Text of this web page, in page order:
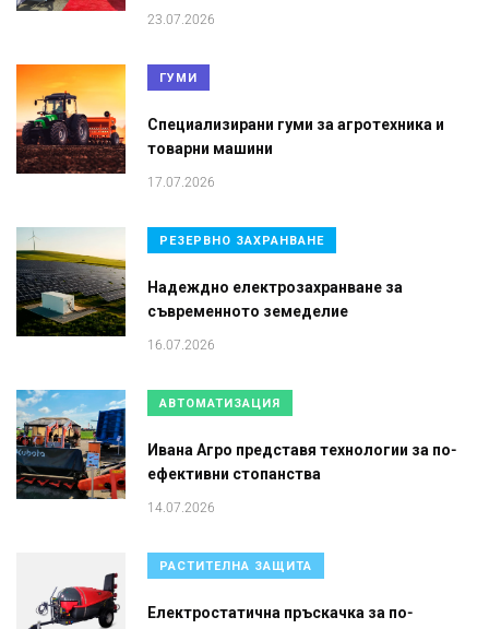
23.07.2026
ГУМИ
Специализирани гуми за агротехника и
товарни машини
17.07.2026
РЕЗЕРВНО ЗАХРАНВАНЕ
Надеждно електрозахранване за
съвременното земеделие
16.07.2026
АВТОМАТИЗАЦИЯ
Ивана Агро представя технологии за по-
ефективни стопанства
14.07.2026
РАСТИТЕЛНА ЗАЩИТА
Електростатична пръскачка за по-